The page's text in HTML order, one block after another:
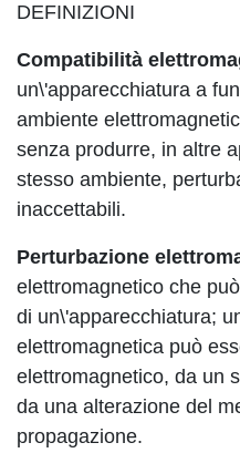
DEFINIZIONI
Compatibilità
un\'apparecchiatura a
ambiente
senza produrre, in altre
stesso ambiente,
inaccettabili.
Perturbazione
elettromagnetico che
di un\'apparecchiatura;
elettromagnetica può
elettromagnetico, da un
da una alterazione del
propagazione.